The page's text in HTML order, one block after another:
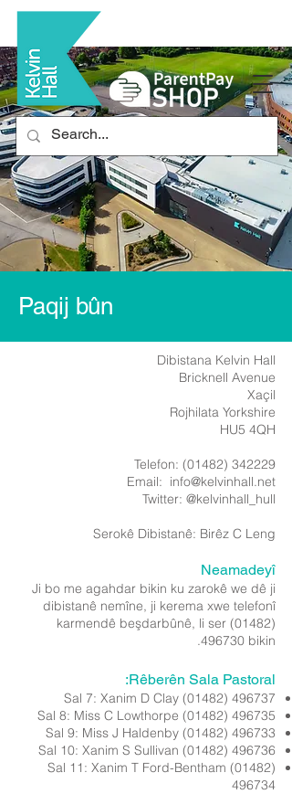
Paqij bûn
Dibistana Kelvin Hall
Bricknell Avenue
Xaçil
Rojhilata Yorkshire
HU5 4QH
Telefon: (01482) 342229
Email: info@kelvinhall.net
Twitter: @kelvinhall_hull
Serokê Dibistanê: Birêz C Leng
Neamadeyî​
Ji bo me agahdar bikin ku zarokê we dê ji
dibistanê nemîne, ji kerema xwe telefonî
karmendê beşdarbûnê, li ser (01482)
496730 bikin.
Rêberên Sala Pastoral:
Sal 7: Xanim D Clay (01482) 496737
Sal 8: Miss C Lowthorpe (01482) 496735
Sal 9: Miss J Haldenby (01482) 496733
Sal 10: Xanim S Sullivan (01482) 496736
Sal 11: Xanim T Ford-Bentham (01482)
496734